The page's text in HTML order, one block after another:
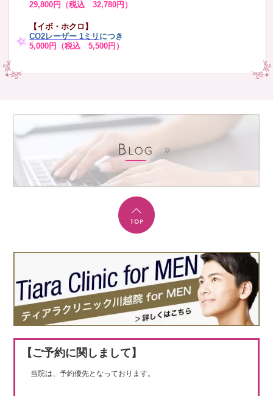
29,800円（税込 32,780円）
【イボ・ホクロ】
CO2レーザー 1ミリ につき
5,000円（税込 5,500円）
【ご予約に関しまして】
当院は、予約優先となっております。